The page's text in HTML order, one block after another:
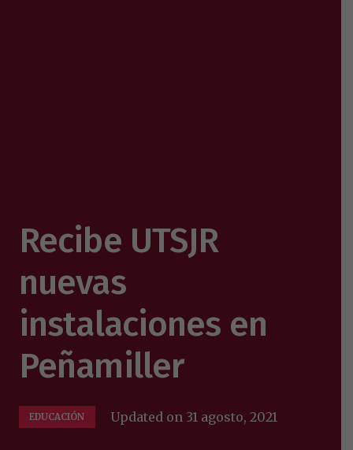
Recibe UTSJR
nuevas
instalaciones en
Peñamiller
EDUCACIÓN Updated on 31 agosto, 2021